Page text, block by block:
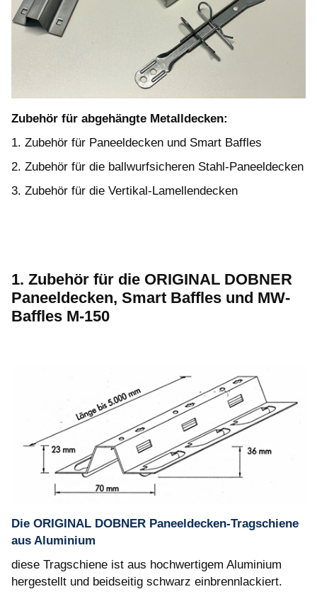
Zubehör für abgehängte Metalldecken:
1. Zubehör für Paneeldecken und Smart Baffles
2. Zubehör für die ballwurfsicheren Stahl-Paneeldecken
3. Zubehör für die Vertikal-Lamellendecken
1. Zubehör für die ORIGINAL DOBNER
Paneeldecken, Smart Baffles und MW-
Baffles M-150
Die ORIGINAL DOBNER Paneeldecken-Tragschiene
aus Aluminium
diese Tragschiene ist aus hochwertigem Aluminium
hergestellt und beidseitig schwarz einbrennlackiert.